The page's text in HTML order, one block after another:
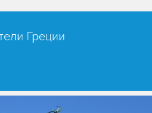
Греции